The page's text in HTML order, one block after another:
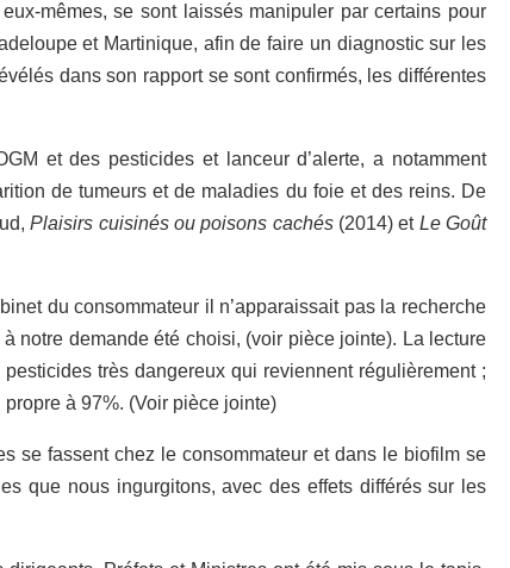
mêmes, se sont laissés manipuler par certains pour
et Martinique, afin de faire un diagnostic sur les
dans son rapport se sont confirmés, les différentes
et des pesticides et lanceur d’alerte, a notamment
de tumeurs et de maladies du foie et des reins. De
Plaisirs cuisinés ou poisons cachés(2014) et Le Goût
du consommateur il n’apparaissait pas la recherche
notre demande été choisi, (voir pièce jointe). La lecture
très dangereux qui reviennent régulièrement ;
propre à 97%. (Voir pièce jointe)
se fassent chez le consommateur et dans le biofilm se
que nous ingurgitons, avec des effets différés sur les